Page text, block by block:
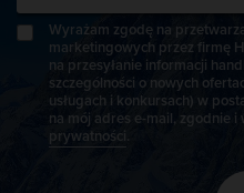
Wyrażam zgodę na
marketingowych przez firmę
na przesyłanie informacji
szczególności o nowych
usługach i konkursach) w
na mój adres e-mail, zgodnie
prywatności.